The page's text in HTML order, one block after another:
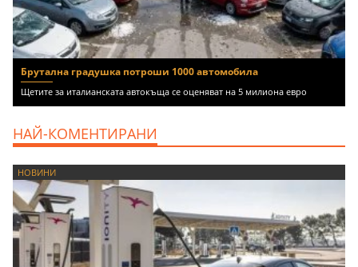
Брутална градушка потроши 1000 автомобила
Щетите за италианската автокъща се оценяват на 5 милиона евро
НАЙ-КОМЕНТИРАНИ
НОВИНИ